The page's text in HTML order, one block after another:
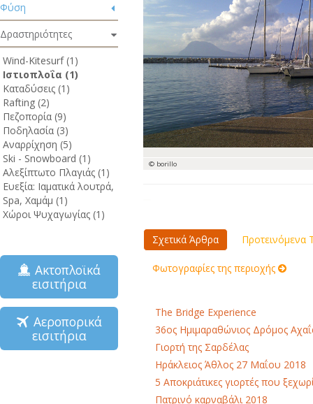
Φύση
Δραστηριότητες
Wind-Kitesurf (1)
Ιστιοπλοΐα (1)
Καταδύσεις (1)
Rafting (2)
Πεζοπορία (9)
Ποδηλασία (3)
Αναρρίχηση (5)
Ski - Snowboard (1)
Αλεξίπτωτο Πλαγιάς (1)
Ευεξία: Ιαματικά λουτρά,
Spa, Χαμάμ (1)
Χώροι Ψυχαγωγίας (1)
Ακτοπλοϊκά
εισιτήρια
Αεροπορικά
εισιτήρια
© borillo
Σχετικά Άρθρα Προτεινόμενα
Φωτογραφίες της περιοχής
The Bridge Experience
36ος Ημιμαραθώνιος Δρόμος
Γιορτή της Σαρδέλας
Ηράκλειος Άθλος 27 Μαΐου 2018
5 Αποκριάτικες γιορτές που
Πατρινό καρναβάλι 2018